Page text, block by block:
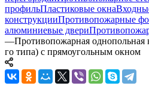
профильПластиковые окна
конструкцииПротивопожарные
алюминиевые двери
—Противопожарная однопольная
го типа) с прямоугольным окном